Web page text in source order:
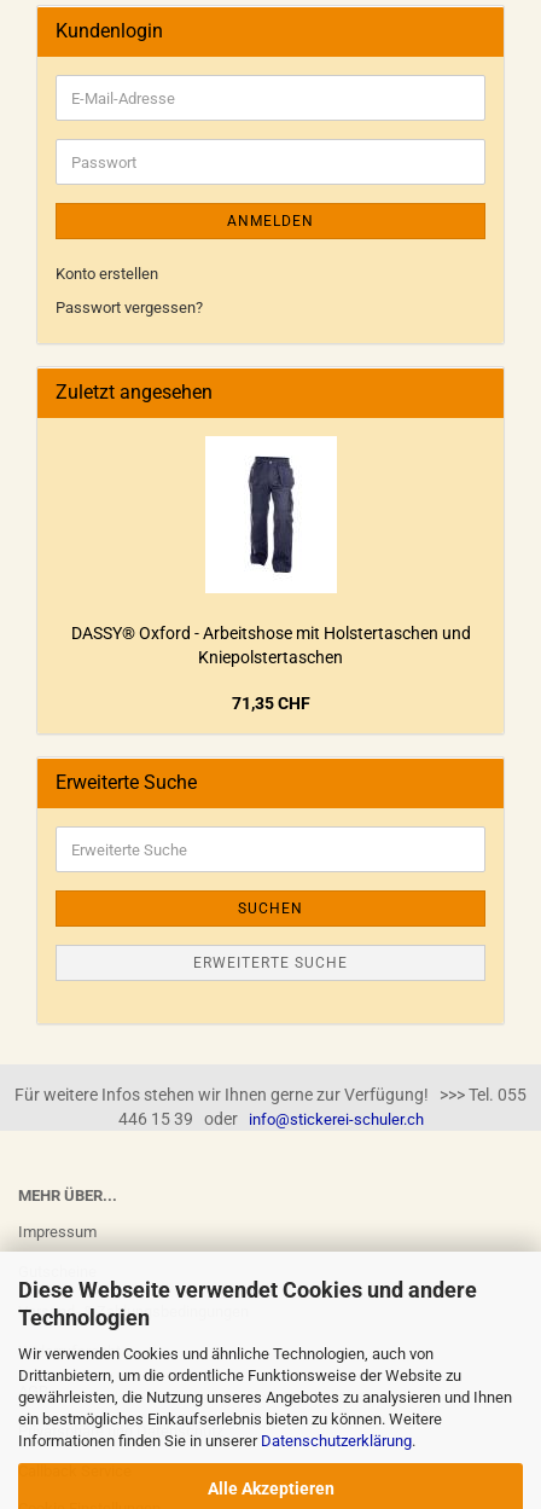
Diese Webseite verwendet Cookies und andere
Technologien
Wir verwenden Cookies und ähnliche Technologien, auch von
Drittanbietern, um die ordentliche Funktionsweise der Website zu
gewährleisten, die Nutzung unseres Angebotes zu analysieren und Ihnen
ein bestmögliches Einkaufserlebnis bieten zu können. Weitere
Informationen finden Sie in unserer Datenschutzerklärung.
Alle Akzeptieren
Kundenlogin
ANMELDEN
Konto erstellen
Passwort vergessen?
Zuletzt angesehen
DASSY® Oxford - Arbeitshose mit Holstertaschen und
Kniepolstertaschen
71,35 CHF
Erweiterte Suche
SUCHEN
ERWEITERTE SUCHE
Für weitere Infos stehen wir Ihnen gerne zur Verfügung! >>> Tel. 055
446 15 39 oder
info@stickerei-schuler.ch
MEHR ÜBER...
Impressum
Versand- & Zahlungsbedingungen
Widerrufsrecht
AGB
Privatsphäre und Datenschutz
Callback Service